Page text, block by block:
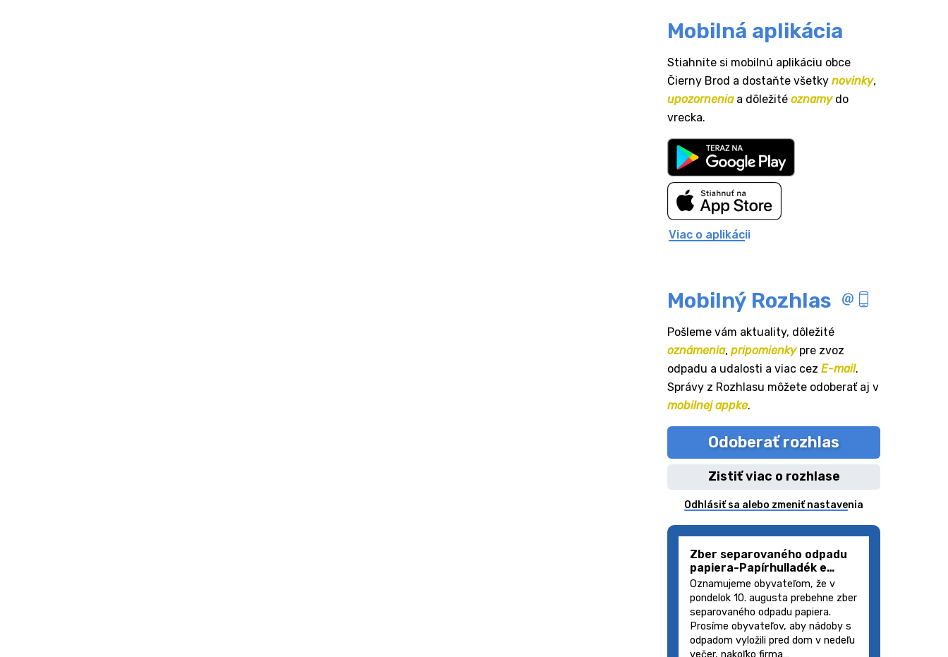
Mobilná aplikácia
Stiahnite si mobilnú aplikáciu obce
Čierny Brod a dostaňte všetky novinky,
upozorneniaa dôležité oznamydo
vrecka.
Viac o aplikácii
Mobilný Rozhlas
Pošleme vám aktuality, dôležité
oznámenia, pripomienkypre zvoz
odpadu a udalosti a viac cez E-mail.
Správy z Rozhlasu môžete odoberať aj v
mobilnej appke.
Odoberať rozhlas
Zistiť viac o rozhlase
Odhlásiť sa alebo zmeniť nastavenia
Zber separovaného odpadu
papiera-Papírhulladék e…
Oznamujeme obyvateľom, že v
pondelok 10. augusta prebehne zber
separovaného odpadu papiera.
Prosíme obyvateľov, aby nádoby s
odpadom vyložili pred dom v nedeľu
večer, nakoľko firma…